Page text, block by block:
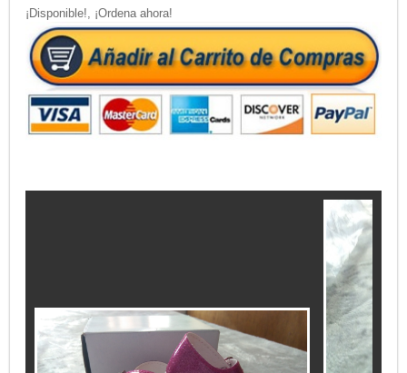
¡Disponible!, ¡Ordena ahora!